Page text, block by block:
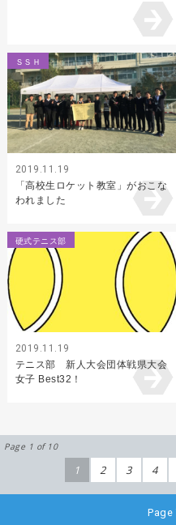
ＳＳＨ
2019.11.19
「高校生ロケット教室」がおこな
われました
硬式テニス部
2019.11.19
テニス部 新人大会団体戦県大会
女子 Best32！
Page 1 of 10
1 2 3 4
Page